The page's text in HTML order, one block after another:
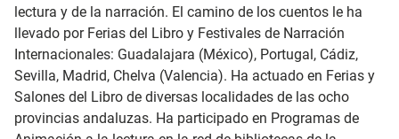
lectura y de la narración. El camino de los cuentos le ha
llevado por Ferias del Libro y Festivales de Narración
Internacionales: Guadalajara (México), Portugal, Cádiz,
Sevilla, Madrid, Chelva (Valencia). Ha actuado en Ferias y
Salones del Libro de diversas localidades de las ocho
provincias andaluzas. Ha participado en Programas de